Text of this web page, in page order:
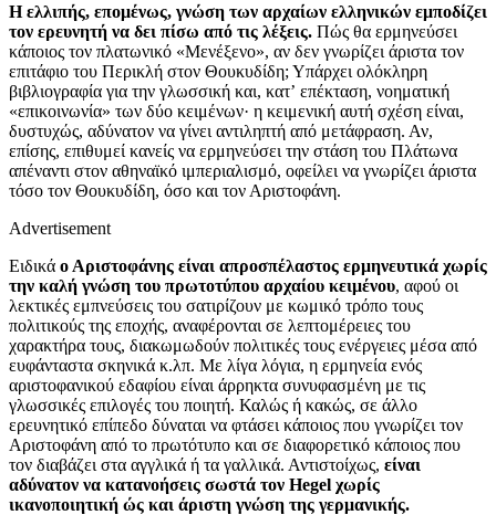
Η ελλιπής, επομένως, γνώση των αρχαίων ελληνικών εμποδίζει
τον ερευνητή να δει πίσω από τις λέξεις. Πώς θα ερμηνεύσει
κάποιος τον πλατωνικό «Μενέξενο», αν δεν γνωρίζει άριστα τον
επιτάφιο του Περικλή στον Θουκυδίδη; Υπάρχει ολόκληρη
βιβλιογραφία για την γλωσσική και, κατʼ επέκταση, νοηματική
«επικοινωνία» των δύο κειμένων· η κειμενική αυτή σχέση είναι,
δυστυχώς, αδύνατον να γίνει αντιληπτή από μετάφραση. Αν,
επίσης, επιθυμεί κανείς να ερμηνεύσει την στάση του Πλάτωνα
απέναντι στον αθηναϊκό ιμπεριαλισμό, οφείλει να γνωρίζει άριστα
τόσο τον Θουκυδίδη, όσο και τον Αριστοφάνη.
Advertisement
Ειδικά ο Αριστοφάνης είναι απροσπέλαστος ερμηνευτικά χωρίς
την καλή γνώση του πρωτοτύπου αρχαίου κειμένου, αφού οι
λεκτικές εμπνεύσεις του σατιρίζουν με κωμικό τρόπο τους
πολιτικούς της εποχής, αναφέρονται σε λεπτομέρειες του
χαρακτήρα τους, διακωμωδούν πολιτικές τους ενέργειες μέσα από
ευφάνταστα σκηνικά κ.λπ. Με λίγα λόγια, η ερμηνεία ενός
αριστοφανικού εδαφίου είναι άρρηκτα συνυφασμένη με τις
γλωσσικές επιλογές του ποιητή. Καλώς ή κακώς, σε άλλο
ερευνητικό επίπεδο δύναται να φτάσει κάποιος που γνωρίζει τον
Αριστοφάνη από το πρωτότυπο και σε διαφορετικό κάποιος που
τον διαβάζει στα αγγλικά ή τα γαλλικά. Αντιστοίχως, είναι
αδύνατον να κατανοήσεις σωστά τον Hegel χωρίς
ικανοποιητική ώς και άριστη γνώση της γερμανικής.